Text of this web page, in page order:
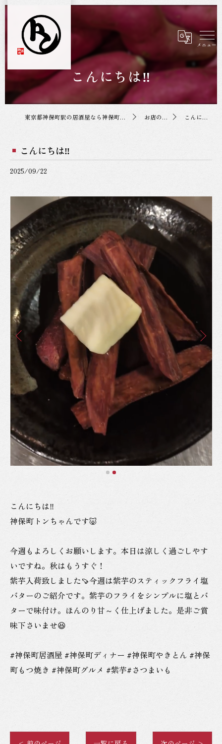
こんにちは‼️
東京都神保町駅の居酒屋なら神保町トンちゃん お店の投稿 こんにちは‼️
こんにちは‼️
2025/09/22
こんにちは‼️
神保町トンちゃんです🐷
今週もよろしくお願いします。本日は涼しく過ごしやす
いですね。秋はもうすぐ！
紫芋入荷致しました🍠今週は紫芋のスティックフライ塩
バターのご紹介です。紫芋のフライをシンプルに塩とバ
ターで味付け。ほんのり甘～く仕上げました。是非ご賞
味下さいませ😆
#神保町居酒屋 #神保町ディナー #神保町やきとん #神保
町もつ焼き #神保町グルメ #紫芋#さつまいも